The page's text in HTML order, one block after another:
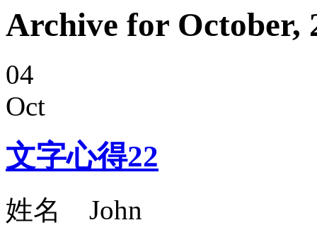
Archive for October,
04
Oct
文字心得22
姓名 John